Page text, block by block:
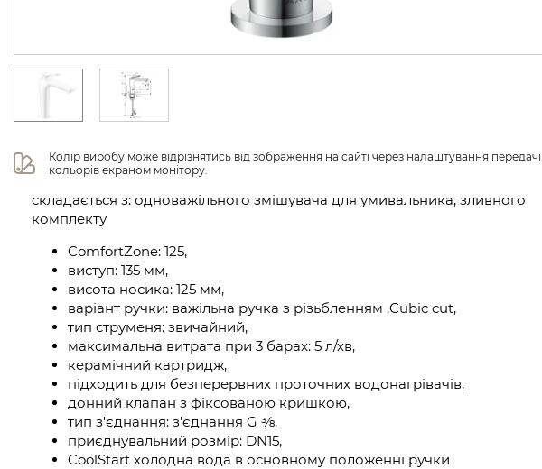
Колір виробу може відрізнятись від зображення на сайті через налаштування передачі
кольорів екраном монітору.
складається з: одноважільного змішувача для умивальника, зливного
комплекту
ComfortZone: 125,
виступ: 135 мм,
висота носика: 125 мм,
варіант ручки: важільна ручка з різьбленням ,Cubic cut,
тип струменя: звичайний,
максимальна витрата при 3 барах: 5 л/хв,
керамічний картридж,
підходить для безперервних проточних водонагрівачів,
донний клапан з фіксованою кришкою,
тип з'єднання: з'єднання G ⅜,
приєднувальний розмір: DN15,
CoolStart холодна вода в основному положенні ручки